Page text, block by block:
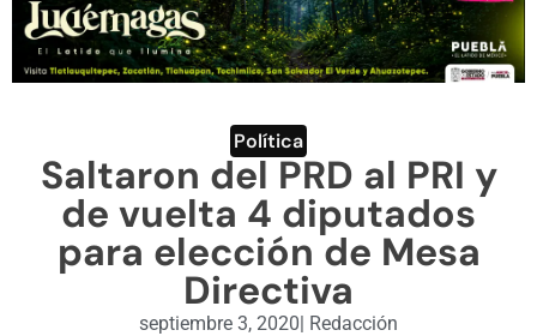
OPINIÓN
DEPORTES
ENGLISH SECTION
VIDEOS
Política
Saltaron del PRD al PRI y
de vuelta 4 diputados
para elección de Mesa
Directiva
septiembre 3, 2020| Redacción